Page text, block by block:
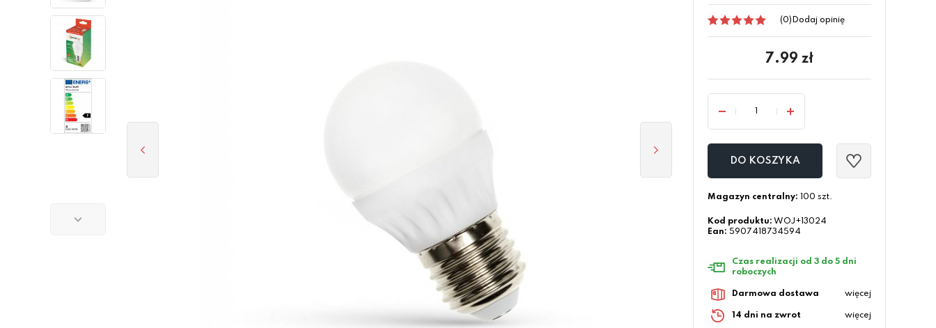
(0) Dodaj opinię
7.99 zł
DO KOSZYKA
Magazyn centralny: 100 szt.
Kod produktu: WOJ+13024
Ean: 5907418734594
Czas realizacji od 3 do 5 dni
roboczych
Darmowa dostawa więcej
14 dni na zwrot więcej